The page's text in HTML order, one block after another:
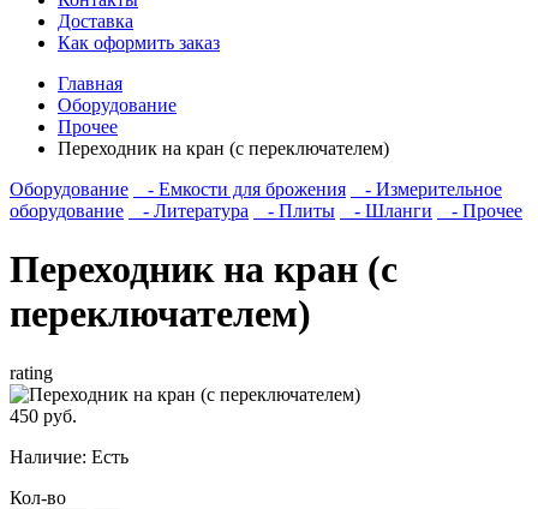
Доставка
Как оформить заказ
Главная
Оборудование
Прочее
Переходник на кран (с переключателем)
Оборудование
- Емкости для брожения
- Измерительное
оборудование
- Литература - Плиты - Шланги - Прочее
Переходник на кран (с
переключателем)
rating
450 руб.
Наличие: Есть
Кол-во